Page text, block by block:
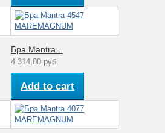
Бра Mantra...
4 314,00 руб
Add to cart